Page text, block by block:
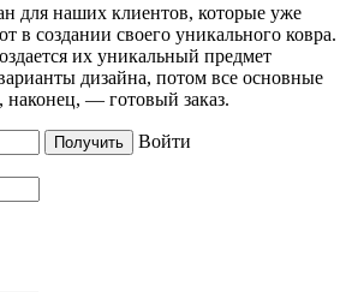
для наших клиентов, которые уже
в создании своего уникального ковра.
их уникальный предмет
дизайна, потом все основные
наконец, — готовый заказ.
Войти